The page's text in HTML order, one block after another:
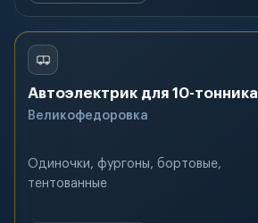
Автоэлектрик для 10-тонника
Великофедоровка
Одиночки, фургоны, бортовые,
тентованные